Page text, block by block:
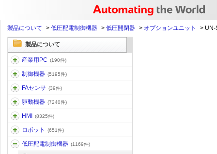
製品について > 低圧配電制御機器 > 低圧開閉器 > オプションユニット > UN-
製品について
産業用PC (190件)
制御機器 (5195件)
FAセンサ (39件)
駆動機器 (7240件)
HMI (8325件)
ロボット (651件)
低圧配電制御機器 (1169件)